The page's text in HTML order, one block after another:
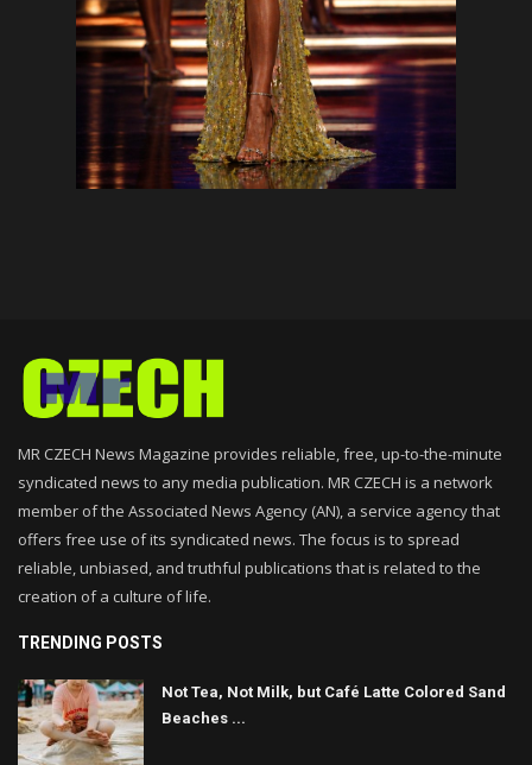
MR CZECH News Magazine provides reliable, free, up-to-the-minute
syndicated news to any media publication. MR CZECH is a network
member of the Associated News Agency (AN), a service agency that
offers free use of its syndicated news. The focus is to spread
reliable, unbiased, and truthful publications that is related to the
creation of a culture of life.
TRENDING POSTS
Not Tea, Not Milk, but Café Latte Colored Sand
Beaches ...